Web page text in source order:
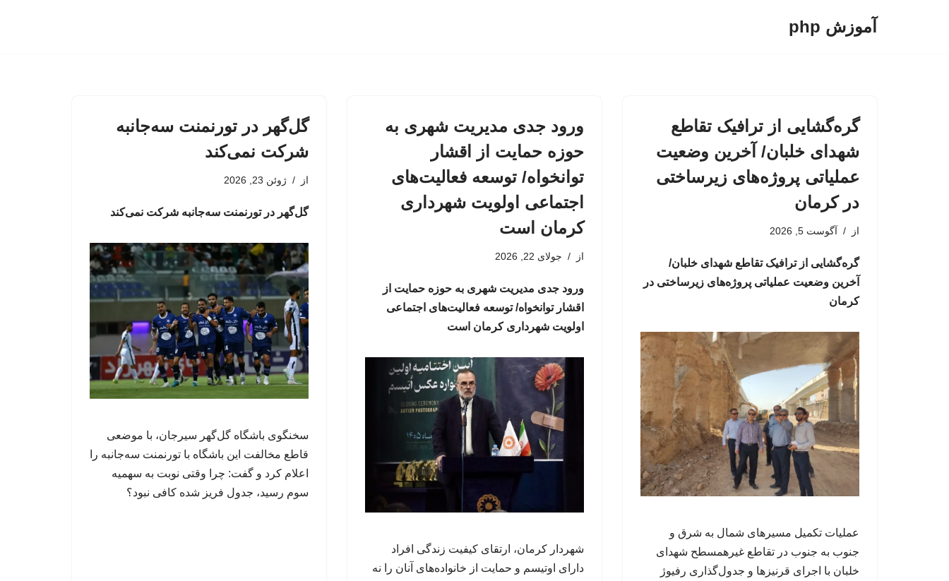
آموزش php
گره‌گشایی از ترافیک تقاطع
شهدای خلبان/ آخرین وضعیت
عملیاتی پروژه‌های زیرساختی
در کرمان
از آگوست 5, 2026
گره‌گشایی از ترافیک تقاطع شهدای خلبان/
آخرین وضعیت عملیاتی پروژه‌های زیرساختی در
کرمان
عملیات تکمیل مسیرهای شمال به شرق و
جنوب به جنوب در تقاطع غیرهمسطح شهدای
خلبان با اجرای قرنیزها و جدول‌گذاری رفیوژ
ورود جدی مدیریت شهری به
حوزه حمایت از اقشار
توانخواه/ توسعه فعالیت‌های
اجتماعی اولویت شهرداری
کرمان است
از جولای 22, 2026
ورود جدی مدیریت شهری به حوزه حمایت از
اقشار توانخواه/ توسعه فعالیت‌های اجتماعی
اولویت شهرداری کرمان است
شهردار کرمان، ارتقای کیفیت زندگی افراد
دارای اوتیسم و حمایت از خانواده‌های آنان را نه
گل‌گهر در تورنمنت سه‌جانبه
شرکت نمی‌کند
از ژوئن 23, 2026
گل‌گهر در تورنمنت سه‌جانبه شرکت نمی‌کند
سخنگوی باشگاه گل‌گهر سیرجان، با موضعی
قاطع مخالفت این باشگاه با تورنمنت سه‌جانبه را
اعلام کرد و گفت: چرا وقتی نوبت به سهمیه
سوم رسید، جدول فریز شده کافی نبود؟